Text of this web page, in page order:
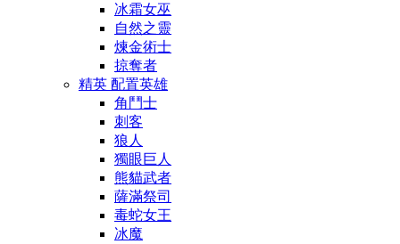
冰霜女巫
自然之靈
煉金術士
掠奪者
精英 配置英雄
角鬥士
刺客
狼人
獨眼巨人
熊貓武者
薩滿祭司
毒蛇女王
冰魔